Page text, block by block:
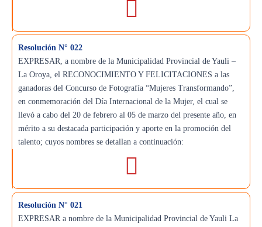
Resolución N° 022
EXPRESAR, a nombre de la Municipalidad Provincial de Yauli –
La Oroya, el RECONOCIMIENTO Y FELICITACIONES a las
ganadoras del Concurso de Fotografía “Mujeres Transformando”,
en conmemoración del Día Internacional de la Mujer, el cual se
llevó a cabo del 20 de febrero al 05 de marzo del presente año, en
mérito a su destacada participación y aporte en la promoción del
talento; cuyos nombres se detallan a continuación:
Resolución N° 021
EXPRESAR a nombre de la Municipalidad Provincial de Yauli La